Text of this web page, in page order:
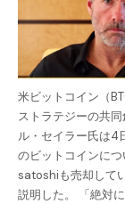
米ビットコイン（
ストラテジーの共
ル・セイラー氏は4
のビットコインにつ
satoshiも売却して
説明した。 「絶対